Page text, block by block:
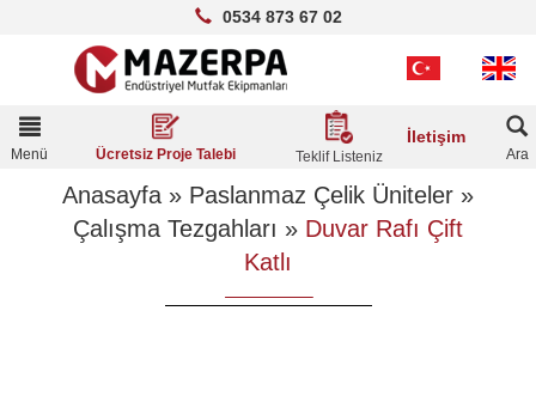
0534 873 67 02
Toggle
navigation
Menü Ücretsiz Proje Talebi Teklif Listeniz
İletişim
Ara
Anasayfa » Paslanmaz Çelik Üniteler »
Çalışma Tezgahları » Duvar Rafı Çift
Katlı